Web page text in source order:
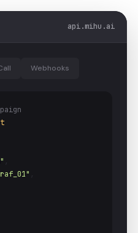
api.mihu.ai
Webhooks
,
,